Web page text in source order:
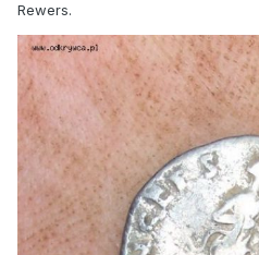
Rewers.